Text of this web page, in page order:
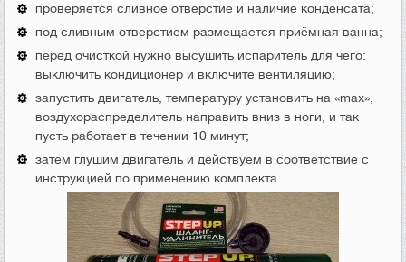
проверяется сливное отверстие и наличие конденсата;
под сливным отверстием размещается приёмная ванна;
перед очисткой нужно высушить испаритель для чего:
выключить кондиционер и включите вентиляцию;
запустить двигатель, температуру установить на «max»,
воздухораспределитель направить вниз в ноги, и так
пусть работает в течении 10 минут;
затем глушим двигатель и действуем в соответствие с
инструкцией по применению комплекта.